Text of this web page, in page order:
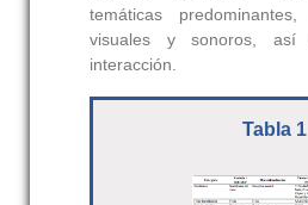
temáticas
visuales y sonoros, así
interacción.
Tabla 1